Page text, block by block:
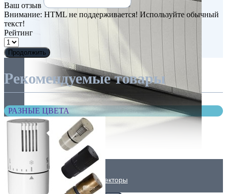
Внутрипольные конвекторы
Ваш отзыв
Внимание: HTML не поддерживается! Используйте обычный
текст!
Рейтинг
Продолжить
Рекомендуемые товары
РАЗНЫЕ ЦВЕТА